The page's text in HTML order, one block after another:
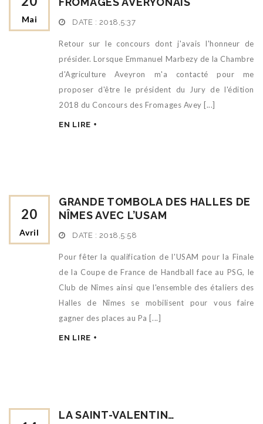
Mai DATE : 2018,5:37
Retour sur le concours dont j'avais l'honneur de
présider. Lorsque Emmanuel Marbezy de la Chambre
d'Agriculture Aveyron m'a contacté pour me
proposer d'être le président du Jury de l'édition
2018 du Concours des Fromages Avey [...]
EN LIRE +
20
Avril
GRANDE TOMBOLA DES HALLES DE
NÎMES AVEC L’USAM
DATE : 2018,5:58
Pour fêter la qualification de l'USAM pour la Finale
de la Coupe de France de Handball face au PSG, le
Club de Nîmes ainsi que l'ensemble des étaliers des
Halles de Nîmes se mobilisent pour vous faire
gagner des places au Pa [...]
EN LIRE +
LA SAINT-VALENTIN…